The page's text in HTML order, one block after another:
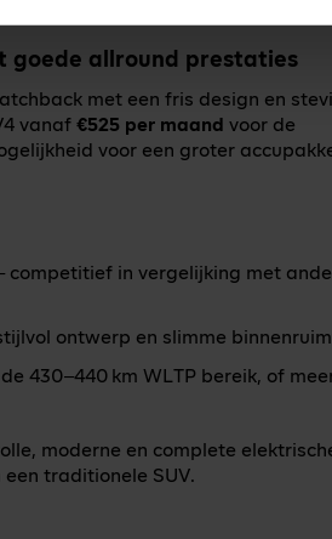
goede allround prestaties
met een fris design en
vanaf €525 per maand voor de
voor een groter
competitief in vergelijking met
ontwerp en slimme
430–440 km WLTP bereik, of
moderne en complete
traditionele SUV.